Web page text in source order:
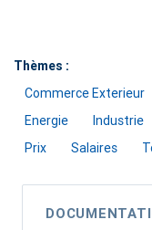
Thèmes :
Commerce Exterieur
Energie
Industrie
Prix
Salaires